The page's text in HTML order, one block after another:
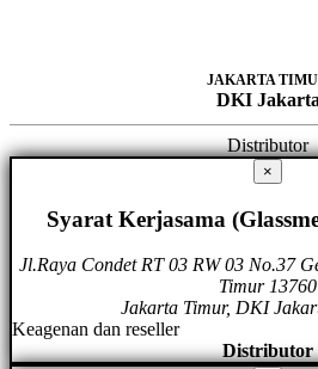
JAKARTA
DKI Jakarta
Distributor
×
Syarat Kerjasama
Jl.Raya Condet RT 03 RW 03 No.37
Timur 13760
Jakarta Timur, DKI
Keagenan dan reseller
Distributor